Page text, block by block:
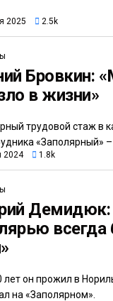
2025 2.5k
Бровкин:
в жизни»
трудовой стаж в
«Заполярный» –
2024 1.8k
всегда
лет он прожил в
на «Заполярном».